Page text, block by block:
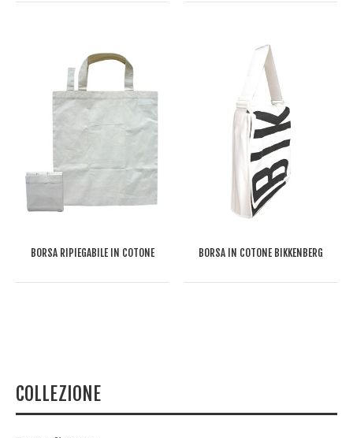
BORSA RIPIEGABILE IN COTONE BORSA IN COTONE BIKKENBERG
COLLEZIONE